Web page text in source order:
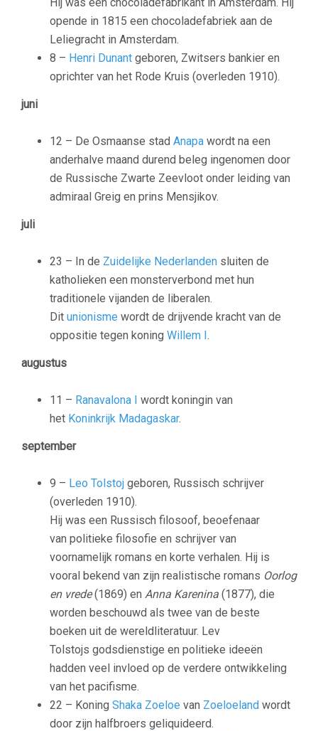
opende in 1815 een chocoladefabriek aan de
Leliegracht in Amsterdam.
8 – Henri Dunant geboren, Zwitsers bankier en
oprichter van het Rode Kruis (overleden 1910).
juni
12 – De Osmaanse stad Anapa wordt na een
anderhalve maand durend beleg ingenomen door
de Russische Zwarte Zeevloot onder leiding van
admiraal Greig en prins Mensjikov.
juli
23 – In de Zuidelijke Nederlanden sluiten de
katholieken een monsterverbond met hun
traditionele vijanden de liberalen.
Dit unionisme wordt de drijvende kracht van de
oppositie tegen koning Willem I.
augustus
11 – Ranavalona I wordt koningin van
het Koninkrijk Madagaskar.
september
9 – Leo Tolstoj geboren, Russisch schrijver
(overleden 1910).
Hij was een Russisch filosoof, beoefenaar
van politieke filosofie en schrijver van
voornamelijk romans en korte verhalen. Hij is
vooral bekend van zijn realistische romans Oorlog
en vrede(1869) en Anna Karenina (1877), die
worden beschouwd als twee van de beste
boeken uit de wereldliteratuur. Lev
Tolstojs godsdienstige en politieke ideeën
hadden veel invloed op de verdere ontwikkeling
van het pacifisme.
22 – Koning Shaka Zoeloe van Zoeloeland wordt
door zijn halfbroers geliquideerd.